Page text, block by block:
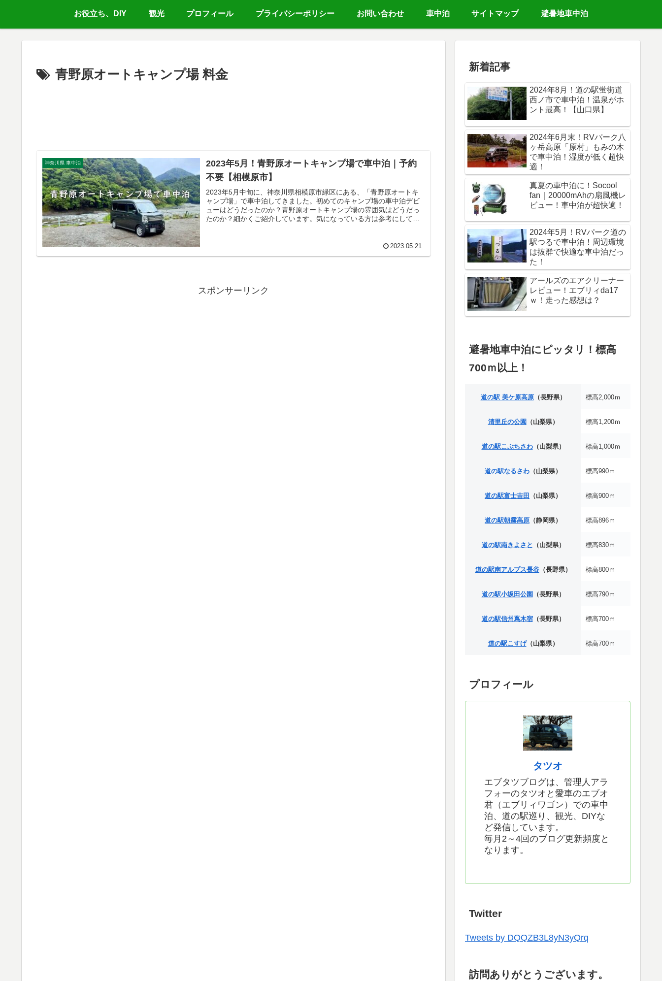
お役立ち、DIY 観光 プロフィール プライバシーポリシー お問い合わせ 車中泊 サイトマップ 避暑地車中泊
青野原オートキャンプ場 料金
神奈川県 車中泊
2023年5月！青野原オートキャンプ場で車中泊｜予約
不要【相模原市】
2023年5月中旬に、神奈川県相模原市緑区にある、「青野原オートキ
ャンプ場」で車中泊してきました。初めてのキャンプ場の車中泊デビ
ューはどうだったのか？青野原オートキャンプ場の雰囲気はどうだっ
たのか？細かくご紹介しています。気になっている方は参考にして頂
2023.05.21
スポンサーリンク
新着記事
2024年8月！道の駅蛍街道
西ノ市で車中泊！温泉がホ
ント最高！【山口県】
2024年6月末！RVパーク八
ヶ岳高原「原村」もみの木
で車中泊！湿度が低く超快
適！
真夏の車中泊に！Socool
fan｜20000mAhの扇風機レ
ビュー！車中泊が超快適！
2024年5月！RVパーク道の
駅つるで車中泊！周辺環境
は抜群で快適な車中泊だっ
た！
アールズのエアクリーナー
レビュー！エブリィda17
ｗ！走った感想は？
避暑地車中泊にピッタリ！標高
700ｍ以上！
道の駅 美ケ原高原（長野県） 標高2,000ｍ
清里丘の公園 （山梨県） 標高1,200ｍ
道の駅こぶちさわ（山梨県） 標高1,000ｍ
道の駅なるさわ （山梨県） 標高990ｍ
道の駅富士吉田 （山梨県） 標高900ｍ
道の駅朝霧高原 （静岡県） 標高896ｍ
道の駅南きよさと （山梨県） 標高830ｍ
道の駅南アルプス長谷（長野県） 標高800ｍ
道の駅小坂田公園 （長野県） 標高790ｍ
道の駅信州蔦木宿（長野県） 標高700ｍ
道の駅こすげ（山梨県） 標高700ｍ
プロフィール
タツオ
エブタツブログは、管理人アラ
フォーのタツオと愛車のエブオ
君（エブリィワゴン）での車中
泊、道の駅巡り、観光、DIYな
ど発信しています。
毎月2～4回のブログ更新頻度と
なります。
Twitter
Tweets by DQQZB3L8yN3yQrq
訪問ありがとうございます。